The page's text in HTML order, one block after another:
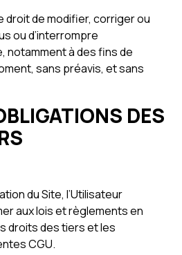
droit de modifier, corriger ou
ou d’interrompre
notamment à des fins de
sans préavis, et sans
DES
du Site, l’Utilisateur
aux lois et règlements en
droits des tiers et les
CGU.